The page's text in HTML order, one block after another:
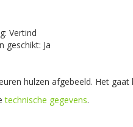
Vertind
geschikt: Ja
hulzen afgebeeld. Het
technische gegevens.